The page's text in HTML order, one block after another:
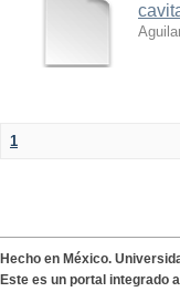
1
Hecho en México.
Este es un portal integrado